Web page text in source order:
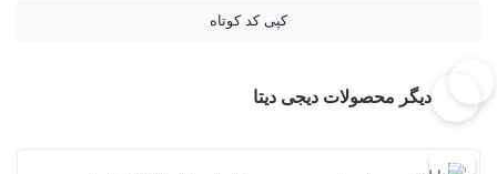
کپی کد کوتاه
دیگر محصولات دیجی دیتا
20%